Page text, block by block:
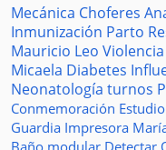
Mecánica Choferes
Inmunización Parto
Mauricio Leo
Micaela Diabetes
Neonatología turnos
Conmemoración Estudio
Guardia Impresora
Baño modular Detectar